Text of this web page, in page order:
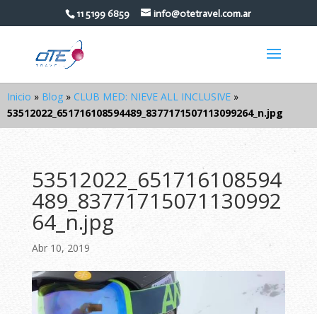
11 5199 6859 info@otetravel.com.ar
Inicio » Blog » CLUB MED: NIEVE ALL INCLUSIVE »
53512022_651716108594489_8377171507113099264_n.jpg
53512022_651716108594
489_83771715071130992
64_n.jpg
Abr 10, 2019